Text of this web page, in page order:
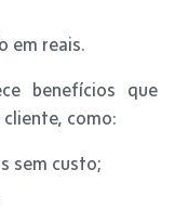
em reais.
benefícios que
como:
sem custo;